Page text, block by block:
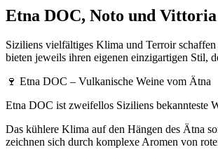
Etna DOC, Noto und
Siziliens vielfältiges Klima und Terroir
bieten jeweils ihren eigenen einzigartigen Stil,
🍷 Etna DOC – Vulkanische Weine vom Ätna
Etna DOC ist zweifellos Siziliens bekannteste
Das kühlere Klima auf den Hängen des Ätna
zeichnen sich durch komplexe Aromen von